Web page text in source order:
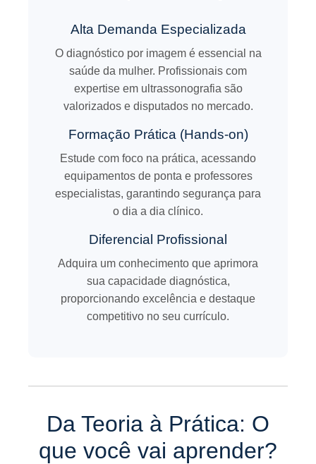
Alta Demanda Especializada
O diagnóstico por imagem é essencial na
saúde da mulher. Profissionais com
expertise em ultrassonografia são
valorizados e disputados no mercado.
Formação Prática (Hands-on)
Estude com foco na prática, acessando
equipamentos de ponta e professores
especialistas, garantindo segurança para
o dia a dia clínico.
Diferencial Profissional
Adquira um conhecimento que aprimora
sua capacidade diagnóstica,
proporcionando excelência e destaque
competitivo no seu currículo.
Da Teoria à Prática: O
que você vai aprender?